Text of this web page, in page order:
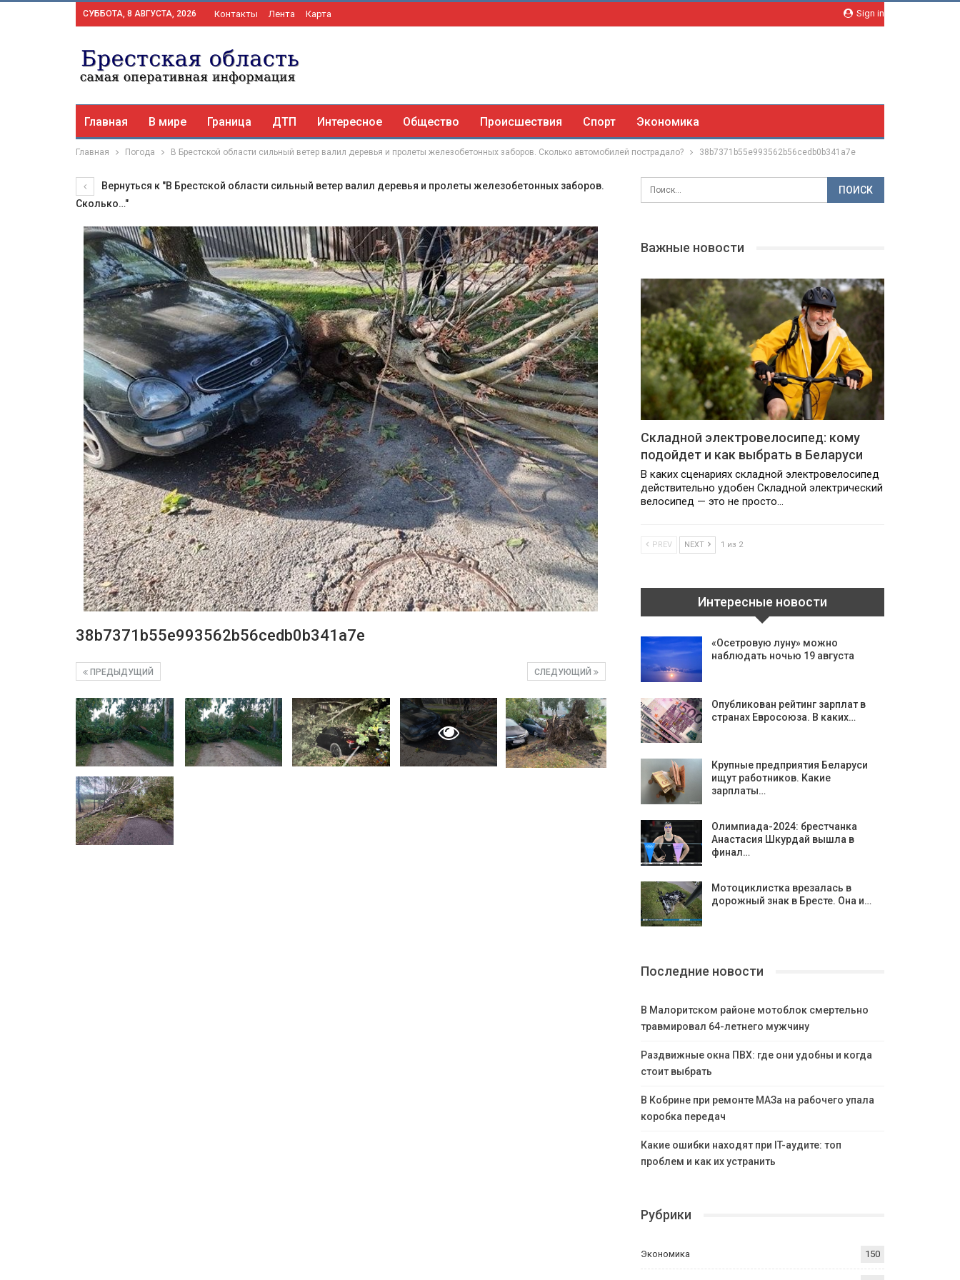
Sign in
СУББОТА, 8 АВГУСТА, 2026 Контакты Лента Карта
Главная В мире Граница ДТП Интересное Общество Происшествия Спорт Экономика
Главная Погода В Брестской области сильный ветер валил деревья и пролеты железобетонных заборов. Сколько автомобилей пострадало? 38b7371b55e993562b56cedb0b341a7e
Вернуться к "В Брестской области сильный ветер валил деревья и пролеты железобетонных заборов.
Сколько…"
38b7371b55e993562b56cedb0b341a7e
СЛЕДУЮЩИЙ
ПРЕДЫДУЩИЙ
Важные новости
Складной электровелосипед: кому
подойдет и как выбрать в Беларуси
В каких сценариях складной электровелосипед
действительно удобен Складной электрический
велосипед — это не просто…
PREV NEXT 1 из 2
Интересные новости
«Осетровую луну» можно
наблюдать ночью 19 августа
Опубликован рейтинг зарплат в
странах Евросоюза. В каких…
Крупные предприятия Беларуси
ищут работников. Какие
зарплаты…
Олимпиада-2024: брестчанка
Анастасия Шкурдай вышла в
финал…
Мотоциклистка врезалась в
дорожный знак в Бресте. Она и…
Последние новости
В Малоритском районе мотоблок смертельно
травмировал 64-летнего мужчину
Раздвижные окна ПВХ: где они удобны и когда
стоит выбрать
В Кобрине при ремонте МАЗа на рабочего упала
коробка передач
Какие ошибки находят при IT-аудите: топ
проблем и как их устранить
Рубрики
Экономика 150